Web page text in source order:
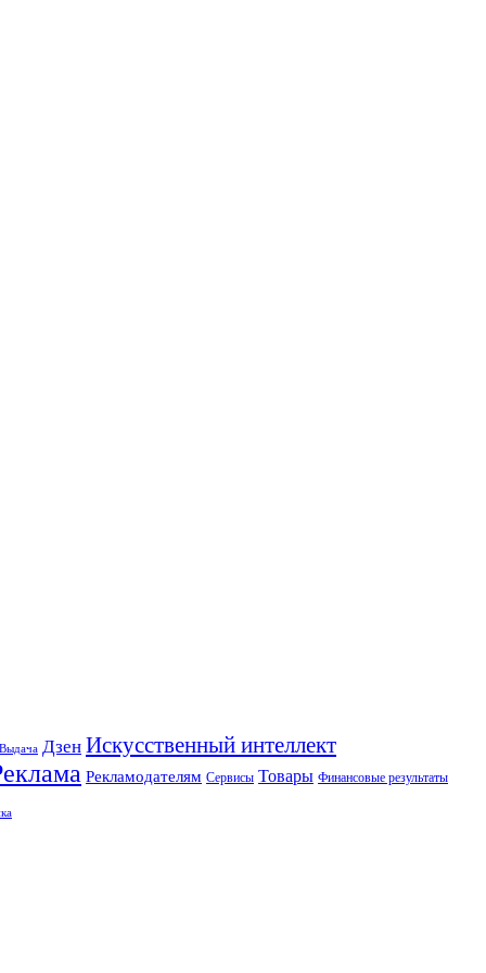
Выдача Дзен Искусственный интеллект
Рекламодателям Сервисы Товары Финансовые результаты